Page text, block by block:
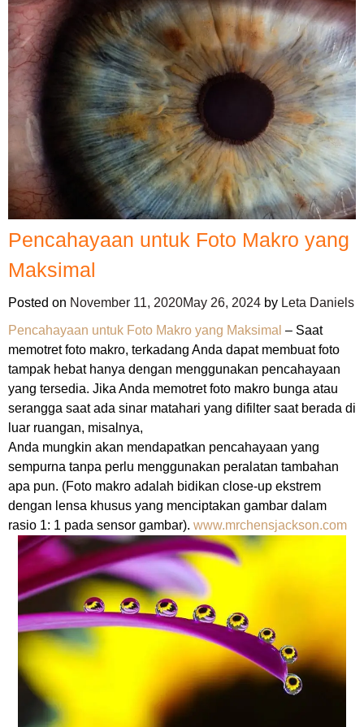
Pencahayaan untuk Foto Makro yang
Maksimal
Posted on November 11, 2020May 26, 2024 by Leta Daniels
Pencahayaan untuk Foto Makro yang Maksimal – Saat
memotret foto makro, terkadang Anda dapat membuat foto
tampak hebat hanya dengan menggunakan pencahayaan
yang tersedia. Jika Anda memotret foto makro bunga atau
serangga saat ada sinar matahari yang difilter saat berada di
luar ruangan, misalnya,
Anda mungkin akan mendapatkan pencahayaan yang
sempurna tanpa perlu menggunakan peralatan tambahan
apa pun. (Foto makro adalah bidikan close-up ekstrem
dengan lensa khusus yang menciptakan gambar dalam
rasio 1: 1 pada sensor gambar). www.mrchensjackson.com